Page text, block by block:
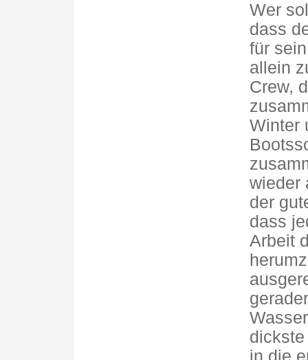
Wer
dass
für
allein
Crew,
Winter
wieder
der
dass
Arbeit
in die